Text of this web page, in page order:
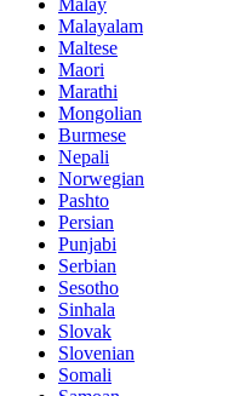
Malayalam
Maltese
Maori
Marathi
Mongolian
Burmese
Nepali
Norwegian
Pashto
Persian
Punjabi
Serbian
Sesotho
Sinhala
Slovak
Slovenian
Somali